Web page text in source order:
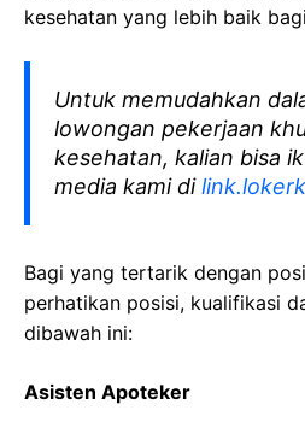
kesehatan yang lebih baik
Untuk memudahkan
lowongan pekerjaan
kesehatan, kalian bisa
media kami di
Bagi yang tertarik dengan
perhatikan posisi, kualifikasi
dibawah ini:
Asisten Apoteker